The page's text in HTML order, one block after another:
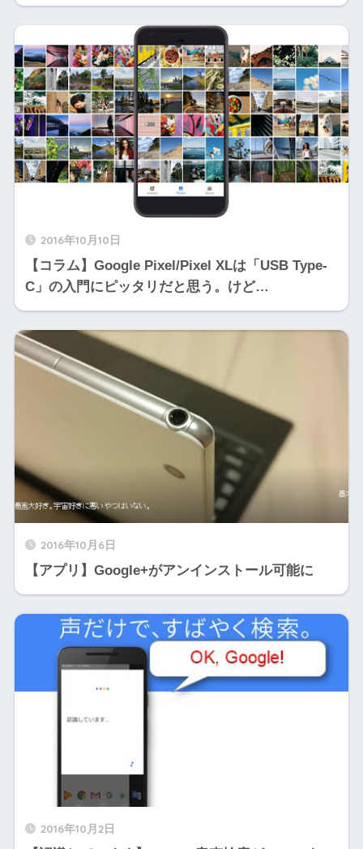
2016年10月10日
【コラム】Google Pixel/Pixel XLは「USB Type-
C」の入門にピッタリだと思う。けど…
2016年10月6日
【アプリ】Google+がアンインストール可能に
2016年10月2日